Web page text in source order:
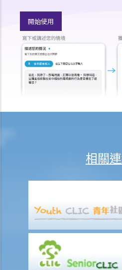
了一個藉口拒絕接受呼氣測試：「喂
病細菌，我可不願做這種測試」。D先
2. D女士在酒吧喝了幾杯後開車回家，
隨機抽樣呼氣測試。D女士知道她不能
旁邊吹氣，而不是吹進氣孔內。D女士
b. 進行藥物測試的責任
於明顯醉酒的狀態。一名警員要求她
於是尋求A女士的同意，提取血液樣本
任你們的醫生和設備。我怎麼知道你
不會把血給你。」A女士最終沒有提供
a. 罰款及監禁
開始使用
相關